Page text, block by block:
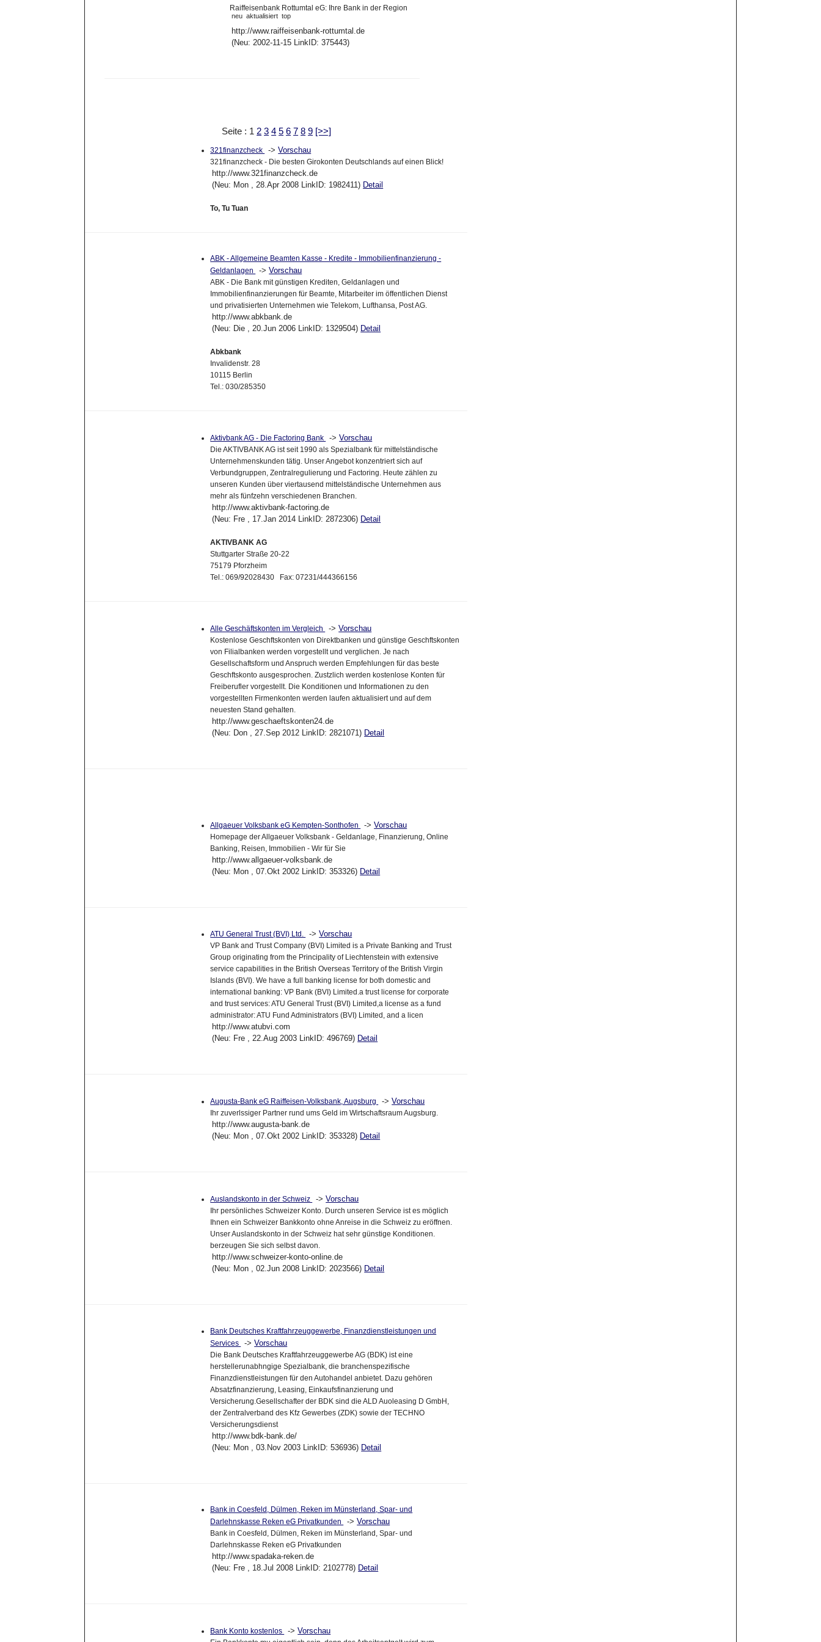
Raiffeisenbank Rottumtal eG: Ihre Bank in der Region
neu aktualisiert top
http://www.raiffeisenbank-rottumtal.de
(Neu: 2002-11-15 LinkID: 375443)
Seite : 1 2 3 4 5 6 7 8 9 [>>]
321finanzcheck ->Vorschau
321finanzcheck - Die besten Girokonten Deutschlands auf einen Blick!
http://www.321finanzcheck.de
(Neu: Mon , 28.Apr 2008 LinkID: 1982411) Detail
To, Tu Tuan
ABK - Allgemeine Beamten Kasse - Kredite - Immobilienfinanzierung -
Geldanlagen
->Vorschau
ABK - Die Bank mit günstigen Krediten, Geldanlagen und
Immobilienfinanzierungen für Beamte, Mitarbeiter im öffentlichen Dienst
und privatisierten Unternehmen wie Telekom, Lufthansa, Post AG.
http://www.abkbank.de
(Neu: Die , 20.Jun 2006 LinkID: 1329504) Detail
Abkbank
Invalidenstr. 28
10115 Berlin
Tel.: 030/285350
Aktivbank AG - Die Factoring Bank ->Vorschau
Die AKTIVBANK AG ist seit 1990 als Spezialbank für mittelständische
Unternehmenskunden tätig. Unser Angebot konzentriert sich auf
Verbundgruppen, Zentralregulierung und Factoring. Heute zählen zu
unseren Kunden über viertausend mittelständische Unternehmen aus
mehr als fünfzehn verschiedenen Branchen.
http://www.aktivbank-factoring.de
(Neu: Fre , 17.Jan 2014 LinkID: 2872306) Detail
AKTIVBANK AG
Stuttgarter Straße 20-22
75179 Pforzheim
Tel.: 069/92028430 Fax: 07231/444366156
Alle Geschäftskonten im Vergleich ->Vorschau
Kostenlose Geschftskonten von Direktbanken und günstige Geschftskonten
von Filialbanken werden vorgestellt und verglichen. Je nach
Gesellschaftsform und Anspruch werden Empfehlungen für das beste
Geschftskonto ausgesprochen. Zustzlich werden kostenlose Konten für
Freiberufler vorgestellt. Die Konditionen und Informationen zu den
vorgestellten Firmenkonten werden laufen aktualisiert und auf dem
neuesten Stand gehalten.
http://www.geschaeftskonten24.de
(Neu: Don , 27.Sep 2012 LinkID: 2821071) Detail
Allgaeuer Volksbank eG Kempten-Sonthofen ->Vorschau
Homepage der Allgaeuer Volksbank - Geldanlage, Finanzierung, Online
Banking, Reisen, Immobilien - Wir für Sie
http://www.allgaeuer-volksbank.de
(Neu: Mon , 07.Okt 2002 LinkID: 353326) Detail
ATU General Trust (BVI) Ltd. ->Vorschau
VP Bank and Trust Company (BVI) Limited is a Private Banking and Trust
Group originating from the Principality of Liechtenstein with extensive
service capabilities in the British Overseas Territory of the British Virgin
Islands (BVI). We have a full banking license for both domestic and
international banking: VP Bank (BVI) Limited.a trust license for corporate
and trust services: ATU General Trust (BVI) Limited,a license as a fund
administrator: ATU Fund Administrators (BVI) Limited, and a licen
http://www.atubvi.com
(Neu: Fre , 22.Aug 2003 LinkID: 496769) Detail
Augusta-Bank eG Raiffeisen-Volksbank, Augsburg ->Vorschau
Ihr zuverlssiger Partner rund ums Geld im Wirtschaftsraum Augsburg.
http://www.augusta-bank.de
(Neu: Mon , 07.Okt 2002 LinkID: 353328) Detail
Auslandskonto in der Schweiz ->Vorschau
Ihr persönliches Schweizer Konto. Durch unseren Service ist es möglich
Ihnen ein Schweizer Bankkonto ohne Anreise in die Schweiz zu eröffnen.
Unser Auslandskonto in der Schweiz hat sehr günstige Konditionen.
berzeugen Sie sich selbst davon.
http://www.schweizer-konto-online.de
(Neu: Mon , 02.Jun 2008 LinkID: 2023566) Detail
Bank Deutsches Kraftfahrzeuggewerbe, Finanzdienstleistungen und
Services
->Vorschau
Die Bank Deutsches Kraftfahrzeuggewerbe AG (BDK) ist eine
herstellerunabhngige Spezialbank, die branchenspezifische
Finanzdienstleistungen für den Autohandel anbietet. Dazu gehören
Absatzfinanzierung, Leasing, Einkaufsfinanzierung und
Versicherung.Gesellschafter der BDK sind die ALD Auoleasing D GmbH,
der Zentralverband des Kfz Gewerbes (ZDK) sowie der TECHNO
Versicherungsdienst
http://www.bdk-bank.de/
(Neu: Mon , 03.Nov 2003 LinkID: 536936) Detail
Bank in Coesfeld, Dülmen, Reken im Münsterland, Spar- und
Darlehnskasse Reken eG Privatkunden
->Vorschau
Bank in Coesfeld, Dülmen, Reken im Münsterland, Spar- und
Darlehnskasse Reken eG Privatkunden
http://www.spadaka-reken.de
(Neu: Fre , 18.Jul 2008 LinkID: 2102778) Detail
Bank Konto kostenlos ->Vorschau